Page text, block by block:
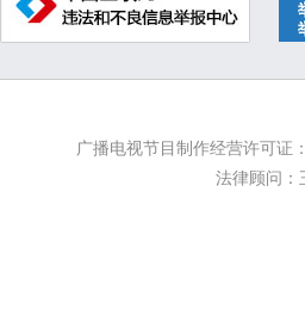
广播电视节目制作经营许可
法律顾问